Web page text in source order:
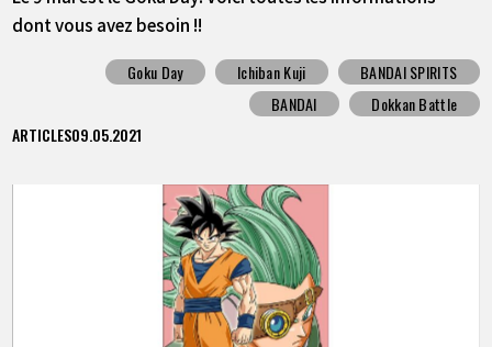
dont vous avez besoin !!
Goku Day Ichiban Kuji
BANDAI SPIRITS
BANDAI
Dokkan Battle
ARTICLES09.05.2021